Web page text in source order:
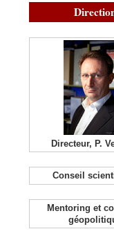
Directeur, P.
Conseil
Mentoring et